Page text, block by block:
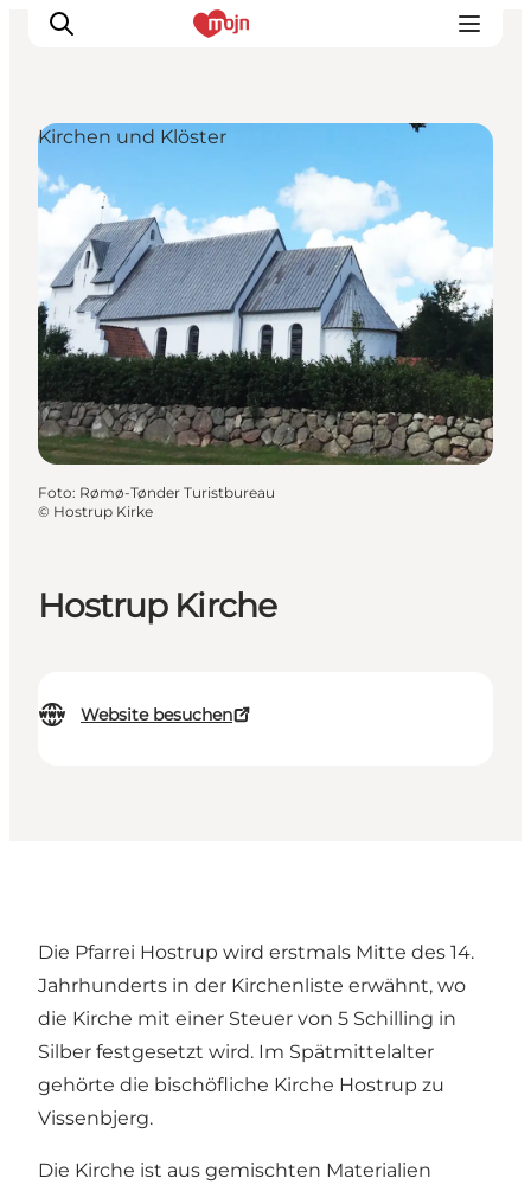
Erlebnisse
Städte und Regionen
Events
Übernachtung
Plane deine Reise
Booking
Hostrup Kirche
Website besuchen
Kirchen und Klöster
Foto: Rømø-Tønder Turistbureau
© Hostrup Kirke
Die Pfarrei Hostrup wird erstmals Mitte des 14.
Jahrhunderts in der Kirchenliste erwähnt, wo
die Kirche mit einer Steuer von 5 Schilling in
Silber festgesetzt wird. Im Spätmittelalter
gehörte die bischöfliche Kirche Hostrup zu
Vissenbjerg.
Die Kirche ist aus gemischten Materialien